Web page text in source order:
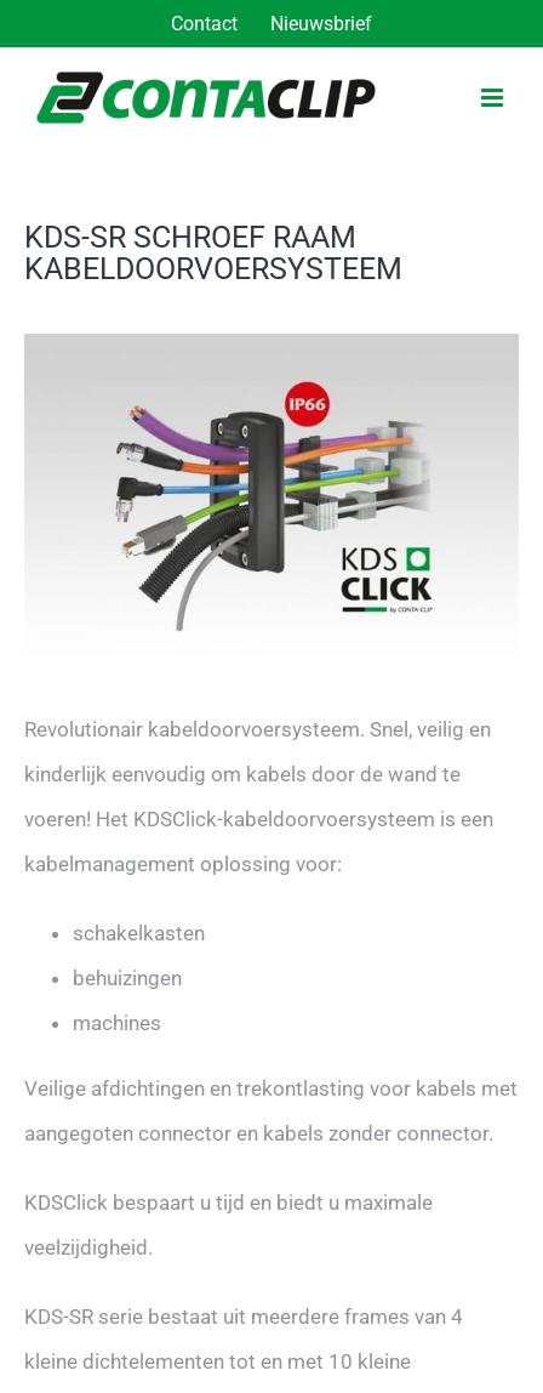
inhoud
Contact Nieuwsbrief
KDS-SR SCHROEF RAAM
KABELDOORVOERSYSTEEM
Revolutionair kabeldoorvoersysteem. Snel, veilig en
kinderlijk eenvoudig om kabels door de wand te
voeren! Het KDSClick-kabeldoorvoersysteem is een
kabelmanagement oplossing voor:
schakelkasten
behuizingen
machines
Veilige afdichtingen en trekontlasting voor kabels met
aangegoten connector en kabels zonder connector.
KDSClick bespaart u tijd en biedt u maximale
veelzijdigheid.
KDS-SR serie bestaat uit meerdere frames van 4
kleine dichtelementen tot en met 10 kleine